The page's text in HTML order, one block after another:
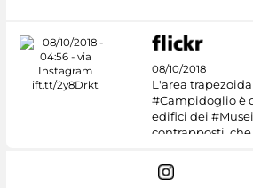
08/10/2018
L'area
#Campidoglio è
edifici dei
contrapposti,